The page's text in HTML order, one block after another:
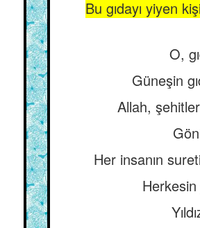
Bu gıdayı yiyen
O,
Güneşin
Allah,
Her insanın